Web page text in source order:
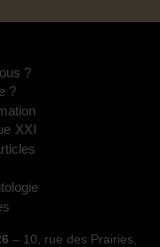
?
?
XXI
– 10, rue des Prairies,